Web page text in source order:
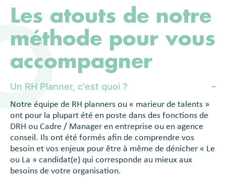
Les atouts de notre
méthode pour vous
accompagner
Un RH Planner, c'est quoi ?
Notre équipe de RH planners ou « marieur de talents »
ont pour la plupart été en poste dans des fonctions de
DRH ou Cadre / Manager en entreprise ou en agence
conseil. Ils ont été formés afin de comprendre vos
besoin et vos enjeux pour être à même de dénicher « Le
ou La » candidat(e) qui corresponde au mieux aux
besoins de votre organisation.